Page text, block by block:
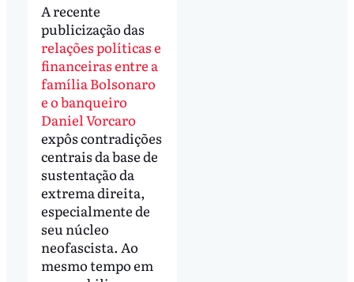
A recente
publicização das
relações políticas e
financeiras entre a
família Bolsonaro
e o banqueiro
Daniel Vorcaro
expôs contradições
centrais da base de
sustentação da
extrema direita,
especialmente de
seu núcleo
neofascista. Ao
mesmo tempo em